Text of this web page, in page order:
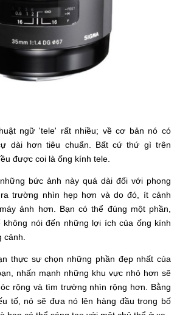
ngữ 'tele' rất nhiều; về cơ bản nó có
dài hơn tiêu chuẩn. Bất cứ thứ gì trên
được coi là ống kính tele.
bức ảnh này quá dài đối với phong
trường nhìn hẹp hơn và do đó, ít cảnh
ảnh hơn. Bạn có thể đúng một phần,
không nói đến những lợi ích của ống kính
cảnh.
thực sự chọn những phần đẹp nhất của
nhấn mạnh những khu vực nhỏ hơn sẽ
rộng và tìm trường nhìn rộng hơn. Bằng
tố, nó sẽ đưa nó lên hàng đầu trong bố